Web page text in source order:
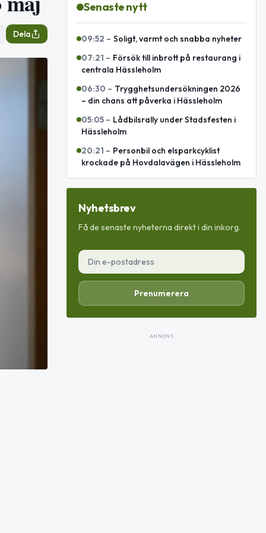
Dela
Senaste nytt
09:52 – Soligt, varmt och snabba nyheter
07:21 – Försök till inbrott på restaurang i
centrala Hässleholm
06:30 – Trygghetsundersökningen 2026
– din chans att påverka i Hässleholm
05:05 – Lådbilsrally under Stadsfesten i
Hässleholm
20:21 – Personbil och elsparkcyklist
krockade på Hovdalavägen i Hässleholm
Nyhetsbrev
Få de senaste nyheterna direkt i din inkorg.
Prenumerera
ANNONS